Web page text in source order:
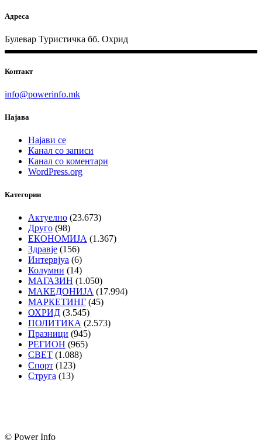
Адреса
Булевар Туристичка бб. Охрид
Контакт
info@powerinfo.mk
Најава
Најави се
Канал со записи
Канал со коментари
WordPress.org
Категории
Актуелно (23.673)
Друго (98)
ЕКОНОМИЈА (1.367)
Здравје (156)
Интервјуа (6)
Колумни (14)
МАГАЗИН (1.050)
МАКЕДОНИЈА (17.994)
МАРКЕТИНГ (45)
ОХРИД (3.545)
ПОЛИТИКА (2.573)
Празници (945)
РЕГИОН (965)
СВЕТ (1.088)
Спорт (123)
Струга (13)
© Power Info